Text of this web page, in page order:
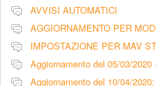
AVVISI AUTOMATICI
IMPOSTAZIONE PER MAV